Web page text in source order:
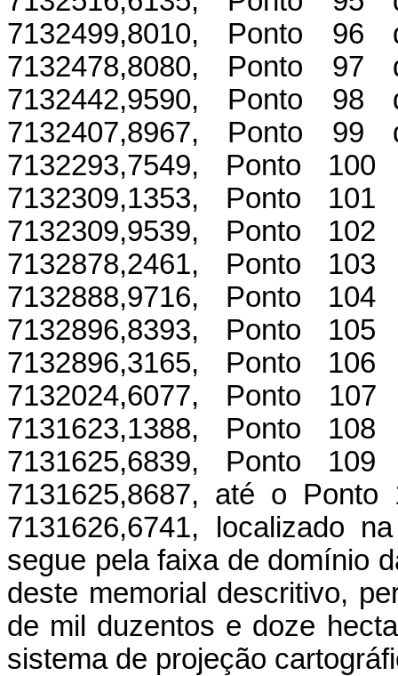
7132499,8010, Ponto
7132478,8080, Ponto
7132442,9590, Ponto
7132407,8967, Ponto
7132293,7549, Ponto
7132309,1353, Ponto
7132309,9539, Ponto
7132878,2461, Ponto
7132888,9716, Ponto
7132896,8393, Ponto
7132896,3165, Ponto
7132024,6077, Ponto
7131623,1388, Ponto
7131625,6839, Ponto
7131625,8687, até o
7131626,6741, localizado
segue pela faixa de domínio
deste memorial descritivo,
de mil duzentos e doze
sistema de projeção